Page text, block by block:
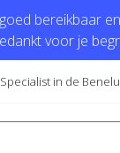
bereikbaar
voor je
in de